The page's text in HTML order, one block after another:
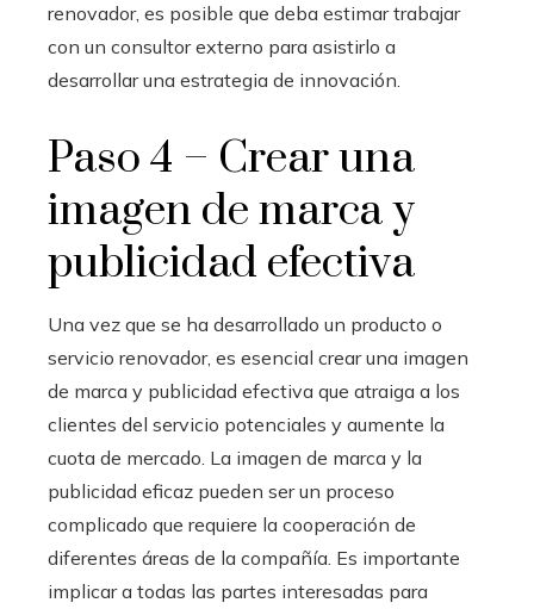
renovador, es posible que deba estimar trabajar
con un consultor externo para asistirlo a
desarrollar una estrategia de innovación.
Paso 4 – Crear una
imagen de marca y
publicidad efectiva
Una vez que se ha desarrollado un producto o
servicio renovador, es esencial crear una imagen
de marca y publicidad efectiva que atraiga a los
clientes del servicio potenciales y aumente la
cuota de mercado. La imagen de marca y la
publicidad eficaz pueden ser un proceso
complicado que requiere la cooperación de
diferentes áreas de la compañía. Es importante
implicar a todas las partes interesadas para